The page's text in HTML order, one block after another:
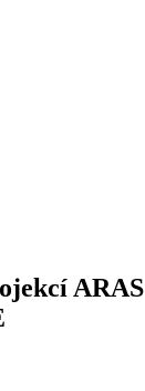
ARAS